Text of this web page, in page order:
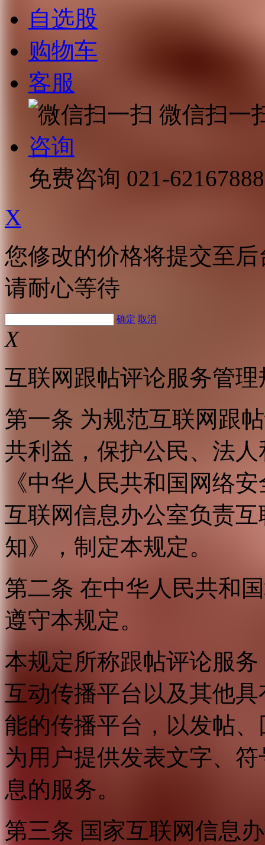
自选股
购物车
客服
微信扫一
咨询
免费咨询 021-62167888
X
您修改的价格将提交至
请耐心等待
确定 取消
X
互联网跟帖评论服务管理
第一条 为规范互联网跟
共利益，保护公民、法
《中华人民共和国网络
互联网信息办公室负责
知》，制定本规定。
第二条 在中华人民共和
遵守本规定。
本规定所称跟帖评论服
互动传播平台以及其他
能的传播平台，以发帖
为用户提供发表文字、
息的服务。
第三条 国家互联网信息